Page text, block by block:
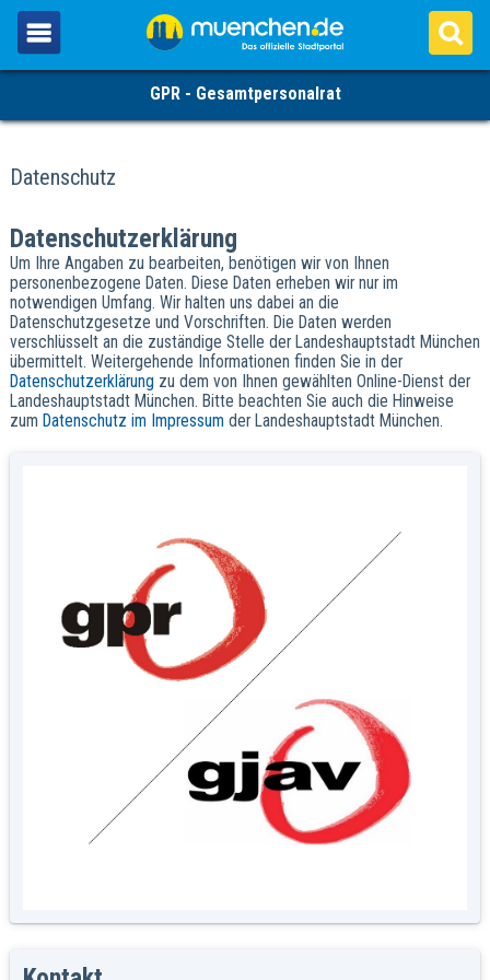
GPR - Gesamtpersonalrat
Datenschutz
Datenschutzerklärung
Um Ihre Angaben zu bearbeiten, benötigen wir von Ihnen
personenbezogene Daten. Diese Daten erheben wir nur im
notwendigen Umfang. Wir halten uns dabei an die
Datenschutzgesetze und Vorschriften. Die Daten werden
verschlüsselt an die zuständige Stelle der Landeshauptstadt München
übermittelt. Weitergehende Informationen finden Sie in der
Datenschutzerklärung zu dem von Ihnen gewählten Online-Dienst der
Landeshauptstadt München. Bitte beachten Sie auch die Hinweise
zum Datenschutz im Impressum der Landeshauptstadt München.